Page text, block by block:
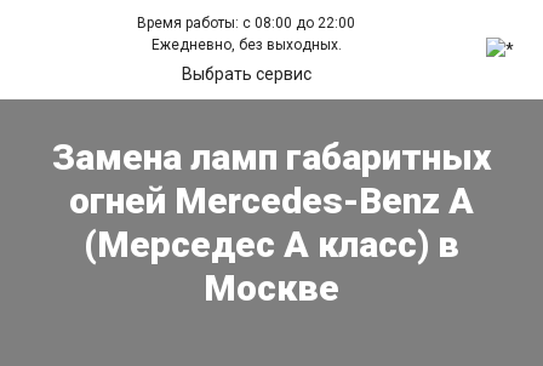
Время работы: с 08:00 до 22:00
Ежедневно, без выходных.
Выбрать сервис
Замена ламп габаритных
огней Mercedes-Benz A
(Мерседес А класс) в
Москве